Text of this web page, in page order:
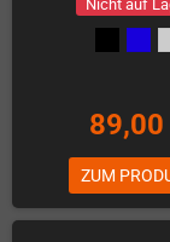
Nicht auf
89,00
ZUM